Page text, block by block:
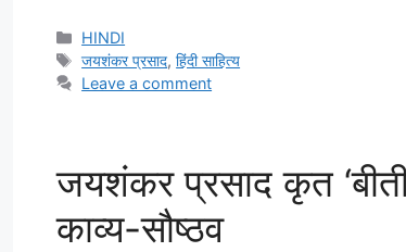
Categories
HINDI
Tags
जयशंकर प्रसाद,हिंदी साहित्य
Leave a comment
जयशंकर प्रसाद कृत
काव्य-सौष्ठव